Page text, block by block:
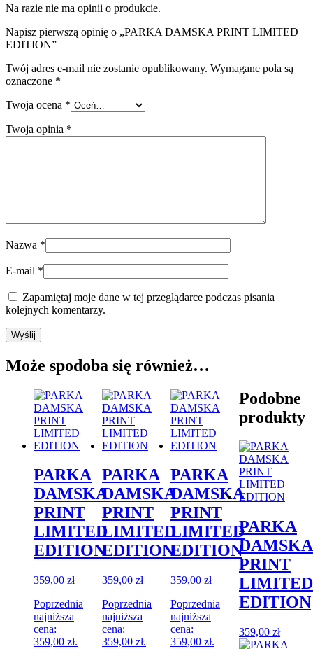
Na razie nie ma opinii o produkcie.
Napisz pierwszą opinię o „PARKA DAMSKA PRINT LIMITED
EDITION”
Twój adres e-mail nie zostanie opublikowany. Wymagane pola są
oznaczone *
Twoja ocena *
Twoja opinia *
Nazwa *
E-mail *
Zapamiętaj moje dane w tej przeglądarce podczas pisania
kolejnych komentarzy.
Może spodoba się również…
PARKA
DAMSKA
PRINT
LIMITED
EDITION
359,00 zł
Poprzednia
najniższa
cena:
359,00 zł.
PARKA
DAMSKA
PRINT
LIMITED
EDITION
359,00 zł
Poprzednia
najniższa
cena:
359,00 zł.
PARKA
DAMSKA
PRINT
LIMITED
EDITION
359,00 zł
Poprzednia
najniższa
cena:
359,00 zł.
Podobne
produkty
PARKA
DAMSKA
PRINT
LIMITED
EDITION
359,00 zł